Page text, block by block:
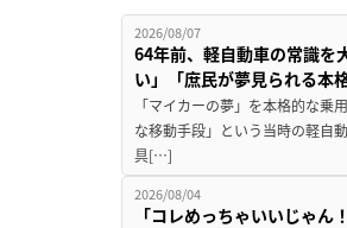
2026/08/07
64年前、軽自動車の常識を
い」「庶民が夢見られる本
「マイカーの夢」を本格的な
な移動手段」という当時の軽自
具[…]
2026/08/04
「コレめっちゃいいじゃ